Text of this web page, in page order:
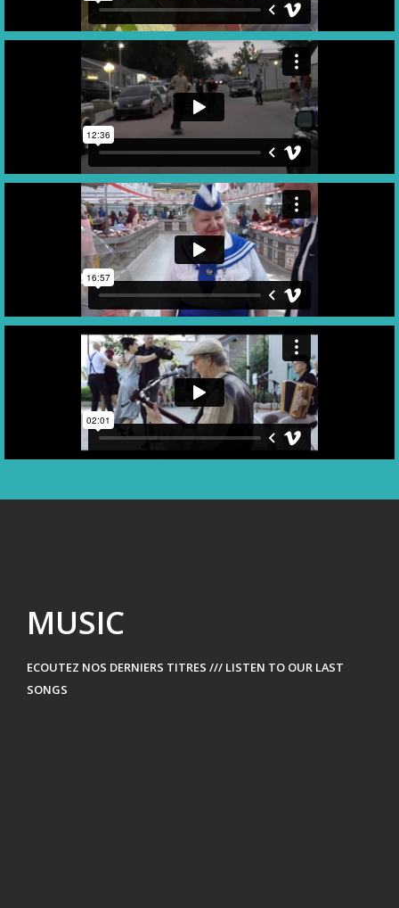
MUSIC
ECOUTEZ NOS DERNIERS TITRES /// LISTEN TO OUR LAST
SONGS